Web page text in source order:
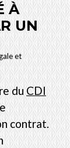
À
UN
et
duCDI
contrat.